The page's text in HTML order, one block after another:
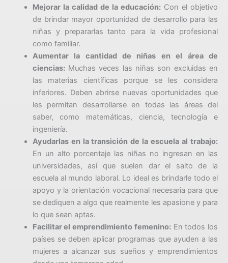
Mejorar la calidad de la educación:Con el objetivo
de brindar mayor oportunidad de desarrollo para las
niñas y prepararlas tanto para la vida profesional
como familiar.
Aumentar la cantidad de niñas en el área de
ciencias:Muchas veces las niñas son excluidas en
las materias científicas porque se les considera
inferiores. Deben abrirse nuevas oportunidades que
les permitan desarrollarse en todas las áreas del
saber, como matemáticas, ciencia, tecnología e
ingeniería.
Ayudarlas en la transición de la escuela al trabajo:
En un alto porcentaje las niñas no ingresan en las
universidades, así que suelen dar el salto de la
escuela al mundo laboral. Lo ideal es brindarle todo el
apoyo y la orientación vocacional necesaria para que
se dediquen a algo que realmente les apasione y para
lo que sean aptas.
Facilitar el emprendimiento femenino:En todos los
países se deben aplicar programas que ayuden a las
mujeres a alcanzar sus sueños y emprendimientos